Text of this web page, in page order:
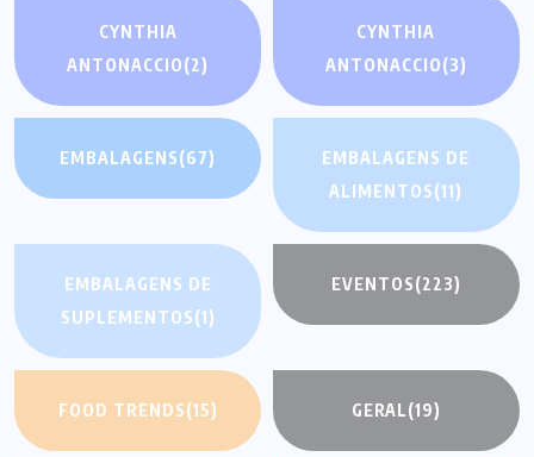
CYNTHIA
ANTONACCIO(2)
CYNTHIA
ANTONACCIO(3)
EMBALAGENS(67)
EMBALAGENS DE
ALIMENTOS(11)
EMBALAGENS DE
SUPLEMENTOS(1)
EVENTOS(223)
FOOD TRENDS(15) GERAL(19)